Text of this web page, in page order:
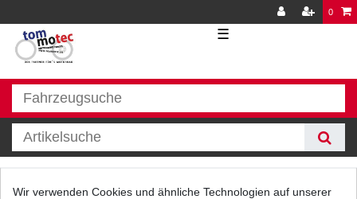
0
☰
Batterie
Wir verwenden Cookies und ähnliche Technologien auf unserer